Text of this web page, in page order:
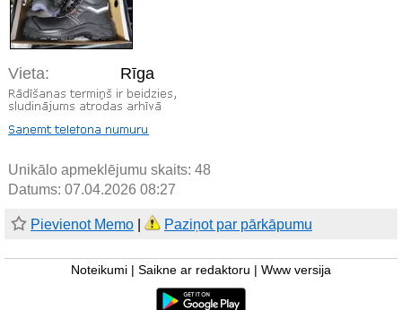
Vieta: Rīga
Unikālo apmeklējumu skaits: 48
Datums: 07.04.2026 08:27
Pievienot Memo Paziņot par pārkāpumu
Noteikumi Saikne ar redaktoru Www versija